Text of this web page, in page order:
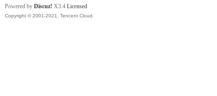
Powered by Discuz! X3.4 Licensed
Copyright © 2001-2021, Tencent Cloud.